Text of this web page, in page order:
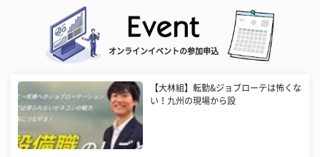
オンラインイベントの参加申込
【大林組】転勤&ジョブローテは怖くな
い！九州の現場から設